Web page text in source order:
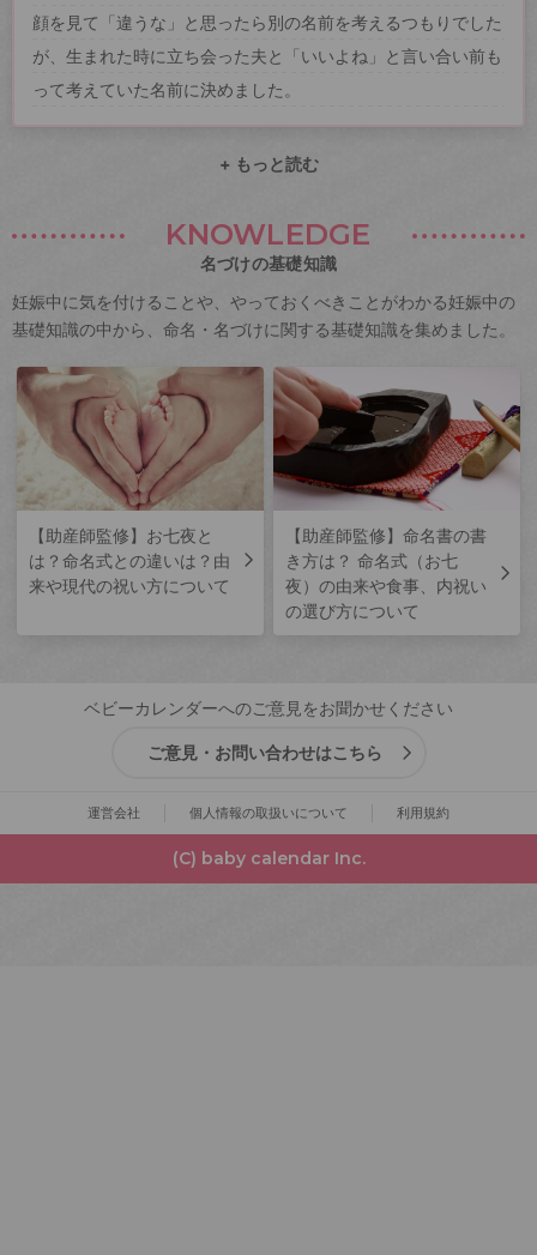
顔を見て「違うな」と思ったら別の名前を考えるつもりでした
が、生まれた時に立ち会った夫と「いいよね」と言い合い前も
って考えていた名前に決めました。
+ もっと読む
KNOWLEDGE
名づけの基礎知識
妊娠中に気を付けることや、やっておくべきことがわかる妊娠中の
基礎知識の中から、命名・名づけに関する基礎知識を集めました。
【助産師監修】お七夜と
は？命名式との違いは？由
来や現代の祝い方について
【助産師監修】命名書の書
き方は？ 命名式（お七
夜）の由来や食事、内祝い
の選び方について
ベビーカレンダーへのご意見をお聞かせください
ご意見・お問い合わせはこちら
運営会社 個人情報の取扱いについて 利用規約
(C) baby calendar Inc.